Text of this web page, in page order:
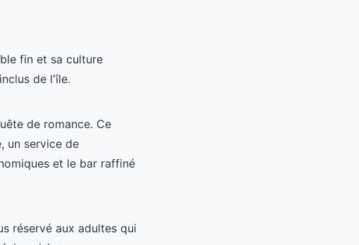
fin et sa culture
de l'île.
de romance. Ce
un service de
et le bar raffiné
réservé aux adultes qui